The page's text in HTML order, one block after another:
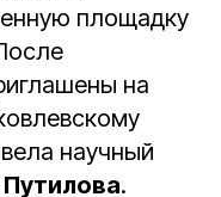
площадку
на
научный
.